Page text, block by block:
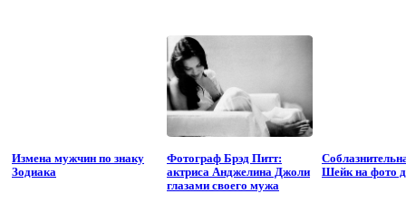
Измена мужчин по знаку
Зодиака
Фотограф Брэд Питт:
актриса Анджелина Джоли
глазами своего мужа
Шейк на фото